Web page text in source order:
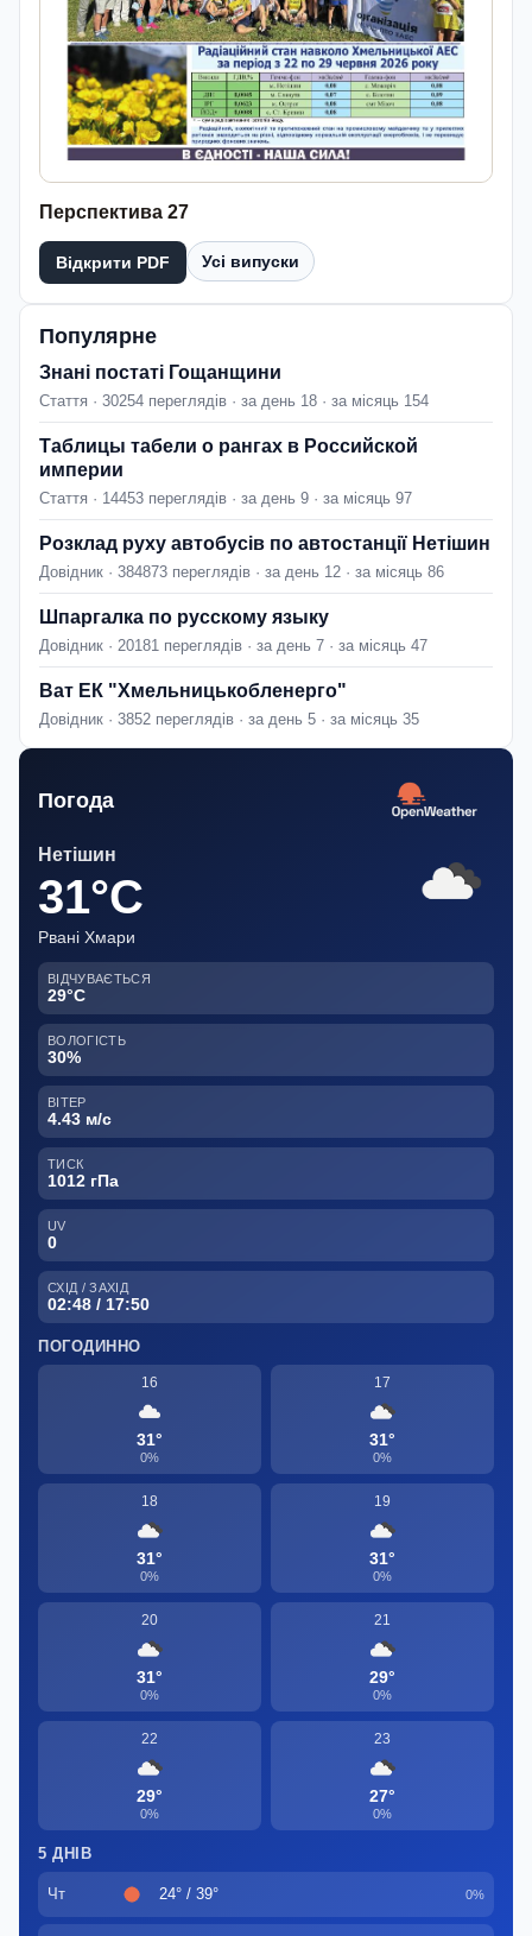
Перспектива 27
Відкрити PDF Усі випуски
Популярне
Знані постаті Гощанщини
Стаття · 30254 переглядів · за день 18 · за місяць 154
Таблицы табели о рангах в Российской
империи
Стаття · 14453 переглядів · за день 9 · за місяць 97
Розклад руху автобусів по автостанції Нетішин
Довідник · 384873 переглядів · за день 12 · за місяць 86
Шпаргалка по русскому языку
Довідник · 20181 переглядів · за день 7 · за місяць 47
Ват ЕК "Хмельницькобленерго"
Довідник · 3852 переглядів · за день 5 · за місяць 35
Погода
Нетішин
31°C
Рвані Хмари
ВІДЧУВАЄТЬСЯ
29°C
ВОЛОГІСТЬ
30%
ВІТЕР
4.43 м/с
ТИСК
1012 гПа
UV
0
СХІД / ЗАХІД
02:48 / 17:50
ПОГОДИННО
16
31°
0%
17
31°
0%
18
31°
0%
19
31°
0%
20
31°
0%
21
29°
0%
22
29°
0%
23
27°
0%
5 ДНІВ
Чт 24° / 39° 0%